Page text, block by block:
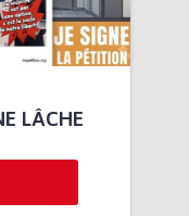
LÂCHE